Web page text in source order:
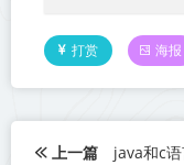
打赏 海报
上一篇 java和c语